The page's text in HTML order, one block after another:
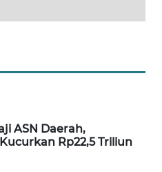
ASN Daerah,
Rp22,5 Triliun